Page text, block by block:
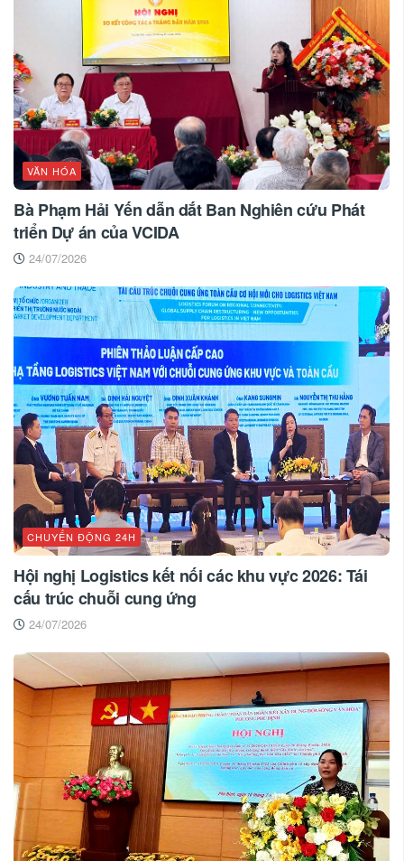
VĂN HÓA
Bà Phạm Hải Yến dẫn dắt Ban Nghiên cứu Phát
triển Dự án của VCIDA
24/07/2026
CHUYỂN ĐỘNG 24H
Hội nghị Logistics kết nối các khu vực 2026: Tái
cấu trúc chuỗi cung ứng
24/07/2026